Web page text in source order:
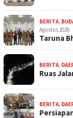
BERITA
Agustus 2026
Taruna
BERITA
Ruas
BERITA